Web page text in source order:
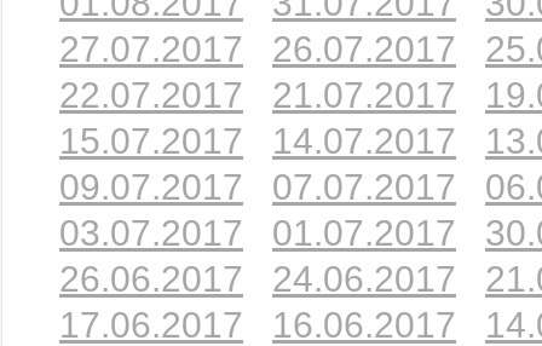
27.07.2017
26.07.2017
22.07.2017
21.07.2017
15.07.2017
14.07.2017
09.07.2017
07.07.2017
03.07.2017
01.07.2017
26.06.2017
24.06.2017
17.06.2017
16.06.2017